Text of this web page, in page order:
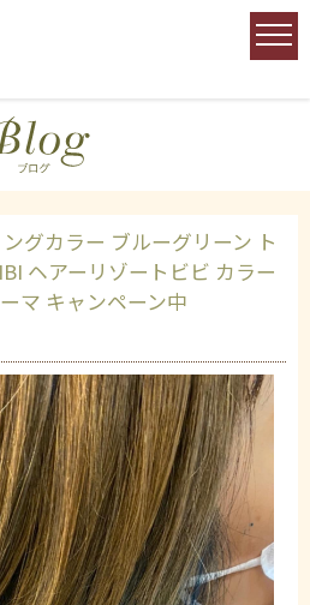
グカラー ブルーグリーン ト
ヘアーリゾートビビ カラー
マ キャンペーン中